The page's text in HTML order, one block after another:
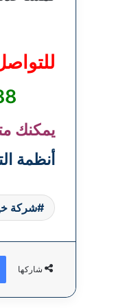
يمكنك
أنظمة
شركة
شاركها